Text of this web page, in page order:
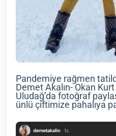
Pandemiye rağmen
Demet Akalın- Okan
Uludağ’da fotoğraf
ünlü çiftimize pahalıya